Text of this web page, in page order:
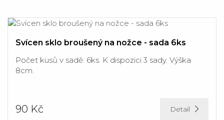
Svícen sklo broušený na nožce - sada 6ks
Počet kusů v sadě: 6ks. K dispozici 3 sady. Výška
8cm.
90 Kč Detail